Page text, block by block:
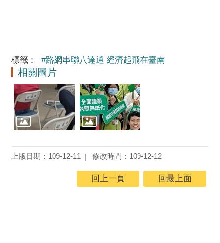
標籤： #路網串聯八達通 經濟起飛在臺南
相關圖片
上版日期：109-12-11 修改時間：109-12-12
回上一頁 回最上面